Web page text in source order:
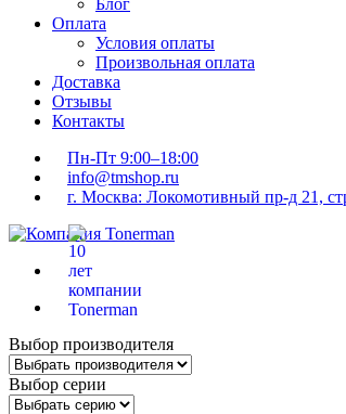
Блог
Оплата
Условия оплаты
Произвольная оплата
Доставка
Отзывы
Контакты
Пн-Пт 9:00–18:00
info@tmshop.ru
г. Москва: Локомотивный пр-д 21,
Выбор производителя
Выбор серии